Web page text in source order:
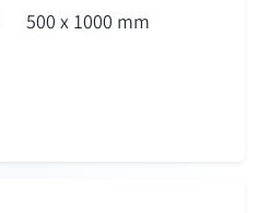
500 x 1000 mm